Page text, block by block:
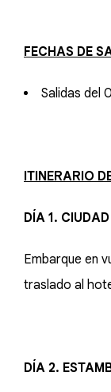
FECHAS DE
Salidas del
ITINERARIO
DÍA 1.
Embarque en
traslado al
DÍA 2.